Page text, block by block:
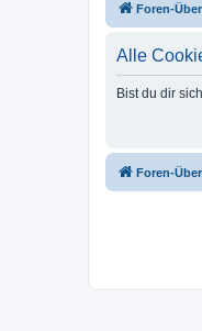
Foren-
Alle
Bist du dir
Foren-